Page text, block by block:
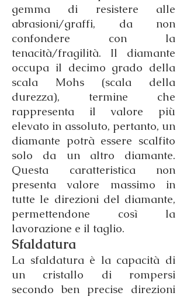
gemma di resistere alle
abrasioni/graffi, da non
confondere con la
tenacità/fragilità. Il diamante
occupa il decimo grado della
scala Mohs (scala della
durezza), termine che
rappresenta il valore più
elevato in assoluto, pertanto, un
diamante potrà essere scalfito
solo da un altro diamante.
Questa caratteristica non
presenta valore massimo in
tutte le direzioni del diamante,
permettendone così la
lavorazione e il taglio.
Sfaldatura
La sfaldatura è la capacità di
un cristallo di rompersi
secondo ben precise direzioni